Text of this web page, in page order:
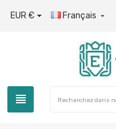
EUR € Français 
view_headline